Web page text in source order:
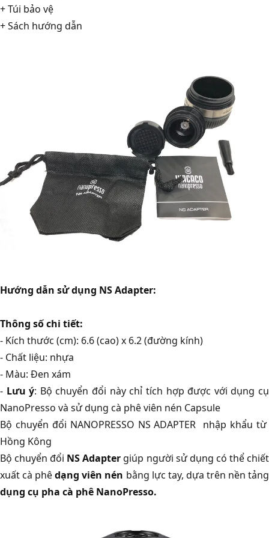
+ Túi bảo vệ
+ Sách hướng dẫn
Hướng dẫn sử dụng NS Adapter:
Thông số chi tiết:
- Kích thước (cm): 6.6 (cao) x 6.2 (đường kính)
- Chất liệu: nhựa
- Màu: Đen xám
- Lưu ý: Bộ chuyển đổi này chỉ tích hợp được với dụng cụ
NanoPresso và sử dụng cà phê viên nén Capsule
Bộ chuyển đổi NANOPRESSO NS ADAPTER nhập khẩu từ
Hồng Kông
Bộ chuyển đổi NS Adapter giúp người sử dụng có thể chiết
xuất cà phêdạng viên nén bằng lực tay, dựa trên nền tảng
dụng cụ pha cà phê NanoPresso.